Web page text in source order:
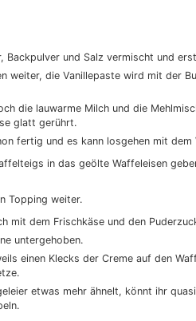
Backpulver und Salz vermischt und
weiter, die Vanillepaste wird mit der
die lauwarme Milch und die
glatt gerührt.
fertig und es kann losgehen mit dem
in das geölte Waffeleisen
Topping weiter.
mit dem Frischkäse und den
untergehoben.
einen Klecks der Creme auf den
etwas mehr ähnelt, könnt ihr